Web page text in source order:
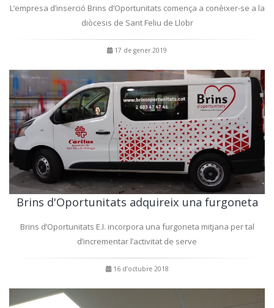
L’empresa d’inserció Brins d’Oportunitats comença a conèixer-se a la
diòcesis de Sant Feliu de Llobr
17 de gener 2019
Brins d'Oportunitats adquireix una furgoneta
Brins d’Oportunitats E.I. incorpora una furgoneta mitjana per tal
d’incrementar l’activitat de serve
16 d’octubre 2018